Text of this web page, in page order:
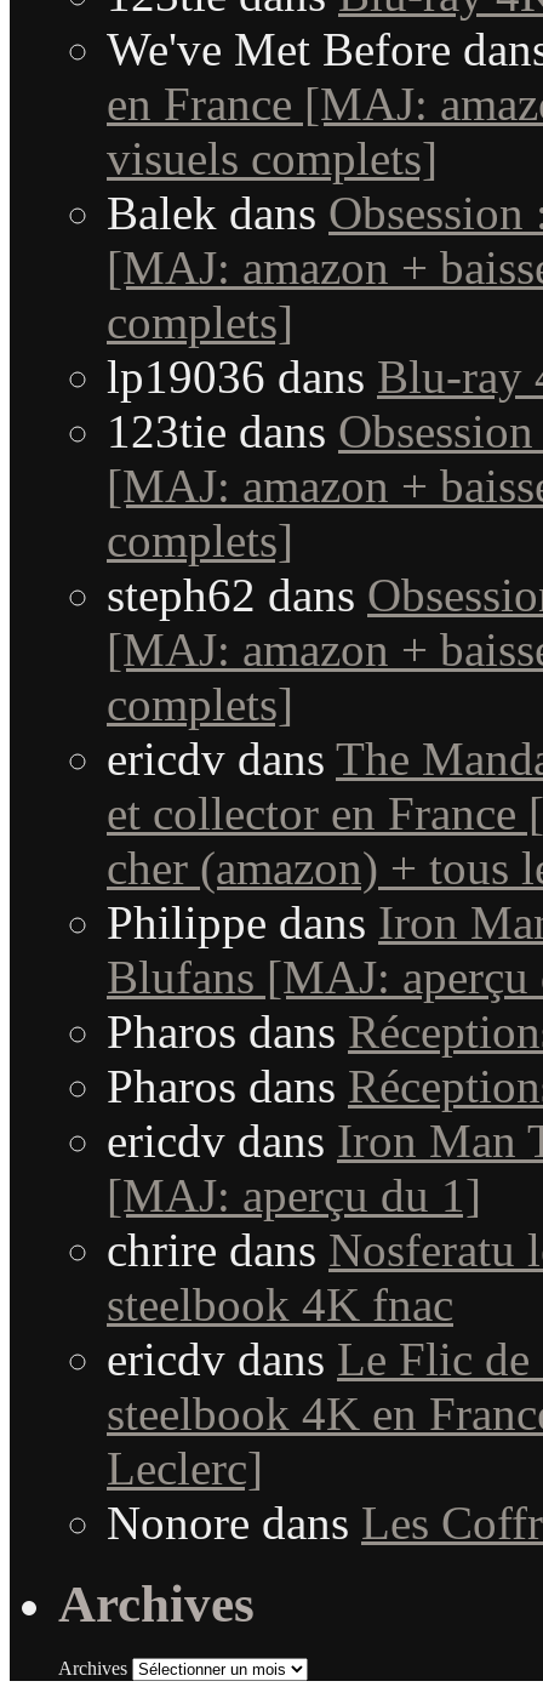
We've Met Before
en France [MAJ:
visuels complets]
Balek dans Obsession
[MAJ: amazon +
complets]
lp19036 dans Blu-ray
123tie dans
[MAJ: amazon +
complets]
steph62 dans
[MAJ: amazon +
complets]
ericdv dans The
et collector en
cher (amazon) + tous
Philippe dans Iron
Blufans [MAJ: aperçu
Pharos dans
Pharos dans
ericdv dans Iron Man
[MAJ: aperçu du 1]
chrire dans Nosferatu
steelbook 4K fnac
ericdv dans Le Flic
steelbook 4K en
Leclerc]
Nonore dans Les
Archives
Archives